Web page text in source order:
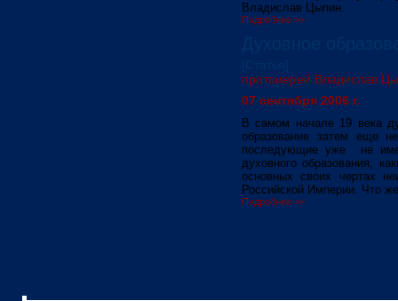
Владислав Цыпин.
Подробнее >>
протоиерей Владислав
07 сентября 2006 г.
В самом начале 19 века
образование затем еще
последующие уже не
духовного образования,
основных своих чертах
Российской Империи. Что
Подробнее >>